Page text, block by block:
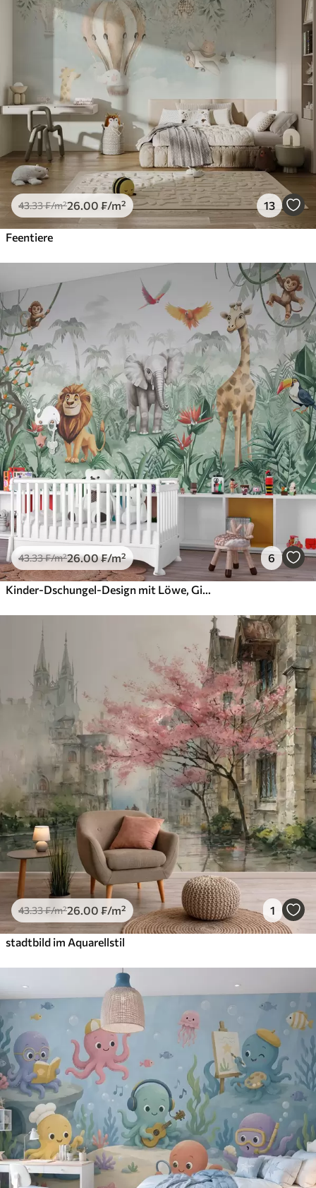
43.33₣/m²26.00 ₣/m² 13
Feentiere
43.33₣/m²26.00₣/m² 6
Kinder-Dschungel-Design mit Löwe, Giraffe, Elefant und Papageien
43.33₣/m²26.00 ₣/m² 1
stadtbild im Aquarellstil